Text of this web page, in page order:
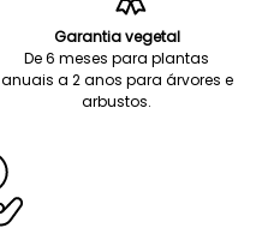
Garantia vegetal
De 6 meses para plantas
anuais a 2 anos para árvores e
arbustos.